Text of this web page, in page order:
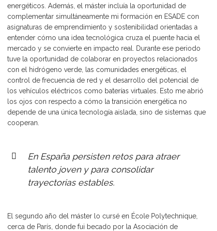
energéticos. Además, el máster incluía la oportunidad de
complementar simultáneamente mi formación en ESADE con
asignaturas de emprendimiento y sostenibilidad orientadas a
entender cómo una idea tecnológica cruza el puente hacia el
mercado y se convierte en impacto real. Durante ese periodo
tuve la oportunidad de colaborar en proyectos relacionados
con el hidrógeno verde, las comunidades energéticas, el
control de frecuencia de red y el desarrollo del potencial de
los vehículos eléctricos como baterías virtuales. Esto me abrió
los ojos con respecto a cómo la transición energética no
depende de una única tecnología aislada, sino de sistemas que
cooperan.
En España persisten retos para atraer
talento joven y para consolidar
trayectorias estables.
El segundo año del máster lo cursé en École Polytechnique,
cerca de París, donde fui becado por la Asociación de